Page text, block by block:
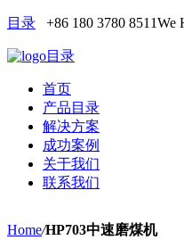
目录 +86 180 3780 8511We
目录
首页
产品目录
解决方案
成功案例
关于我们
联系我们
Home/HP703中速磨煤机